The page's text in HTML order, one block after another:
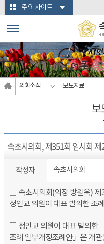
본문바로가기주요 사이트
의회소식 보도자료
보
속초시의회, 제351회 임시회
작성자 속초시의회
□ 속초시의회(의장 방원욱) 제
정인교 의원이 대표 발의한 조
□ 정인교 의원이 대표 발의한
조례 일부개정조례안」은 개